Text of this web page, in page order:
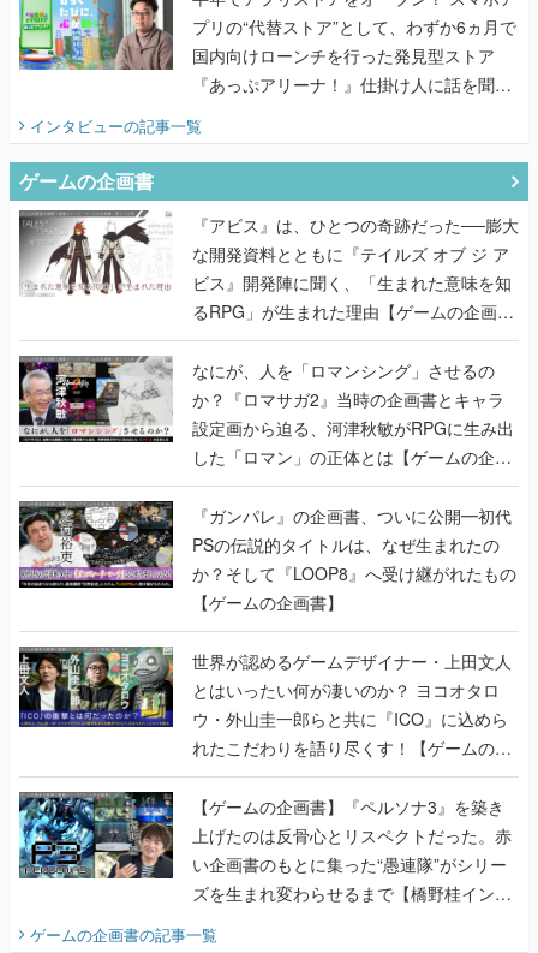
プリの“代替ストア”として、わずか6ヵ月で
国内向けローンチを行った発見型ストア
『あっぷアリーナ！』仕掛け人に話を聞い
てみた
インタビューの記事一覧
ゲームの企画書
『アビス』は、ひとつの奇跡だった──膨大
な開発資料とともに『テイルズ オブ ジ ア
ビス』開発陣に聞く、「生まれた意味を知
るRPG」が生まれた理由【ゲームの企画
書】
なにが、人を「ロマンシング」させるの
か？『ロマサガ2』当時の企画書とキャラ
設定画から迫る、河津秋敏がRPGに生み出
した「ロマン」の正体とは【ゲームの企画
書】
『ガンパレ』の企画書、ついに公開━初代
PSの伝説的タイトルは、なぜ生まれたの
か？そして『LOOP8』へ受け継がれたもの
【ゲームの企画書】
世界が認めるゲームデザイナー・上田文人
とはいったい何が凄いのか？ ヨコオタロ
ウ・外山圭一郎らと共に『ICO』に込めら
れたこだわりを語り尽くす！【ゲームの企
画書】
【ゲームの企画書】『ペルソナ3』を築き
上げたのは反骨心とリスペクトだった。赤
い企画書のもとに集った“愚連隊”がシリー
ズを生まれ変わらせるまで【橋野桂インタ
ビュー】
ゲームの企画書の記事一覧